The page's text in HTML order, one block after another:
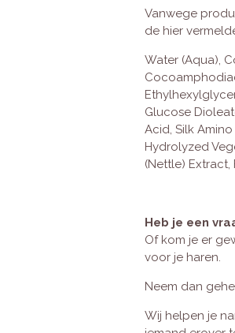
Vanwege
de hier
Water (Aqua),
Glucose
Acid, Silk
Hydrolyzed
(Nettle) Extract,
Heb je een
Of kom je er
voor je haren.
Neem dan
Wij helpen je